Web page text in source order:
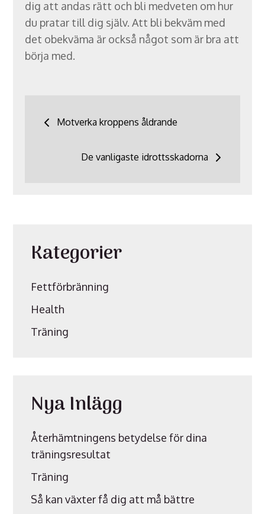
dig att andas rätt och bli medveten om hur
du pratar till dig själv. Att bli bekväm med
det obekväma är också något som är bra att
börja med.
Inläggsnavigering
Motverka kroppens åldrande
De vanligaste idrottsskadorna
Kategorier
Fettförbränning
Health
Träning
Nya Inlägg
Återhämtningens betydelse för dina
träningsresultat
Träning
Så kan växter få dig att må bättre